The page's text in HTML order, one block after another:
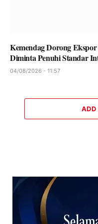
Kemendag Dorong
Diminta Penuhi Standar
04/08/2026 - 11:57
ADD